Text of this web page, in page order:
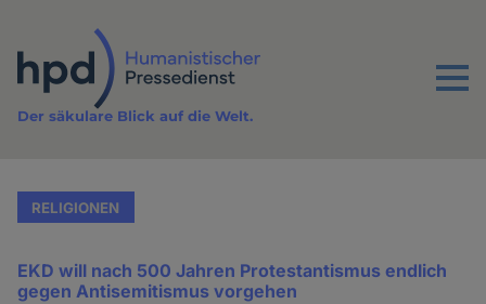
Inhalt
Menu
Der säkulare Blick auf die Welt.
RELIGIONEN
EKD will nach 500 Jahren Protestantismus endlich
gegen Antisemitismus vorgehen